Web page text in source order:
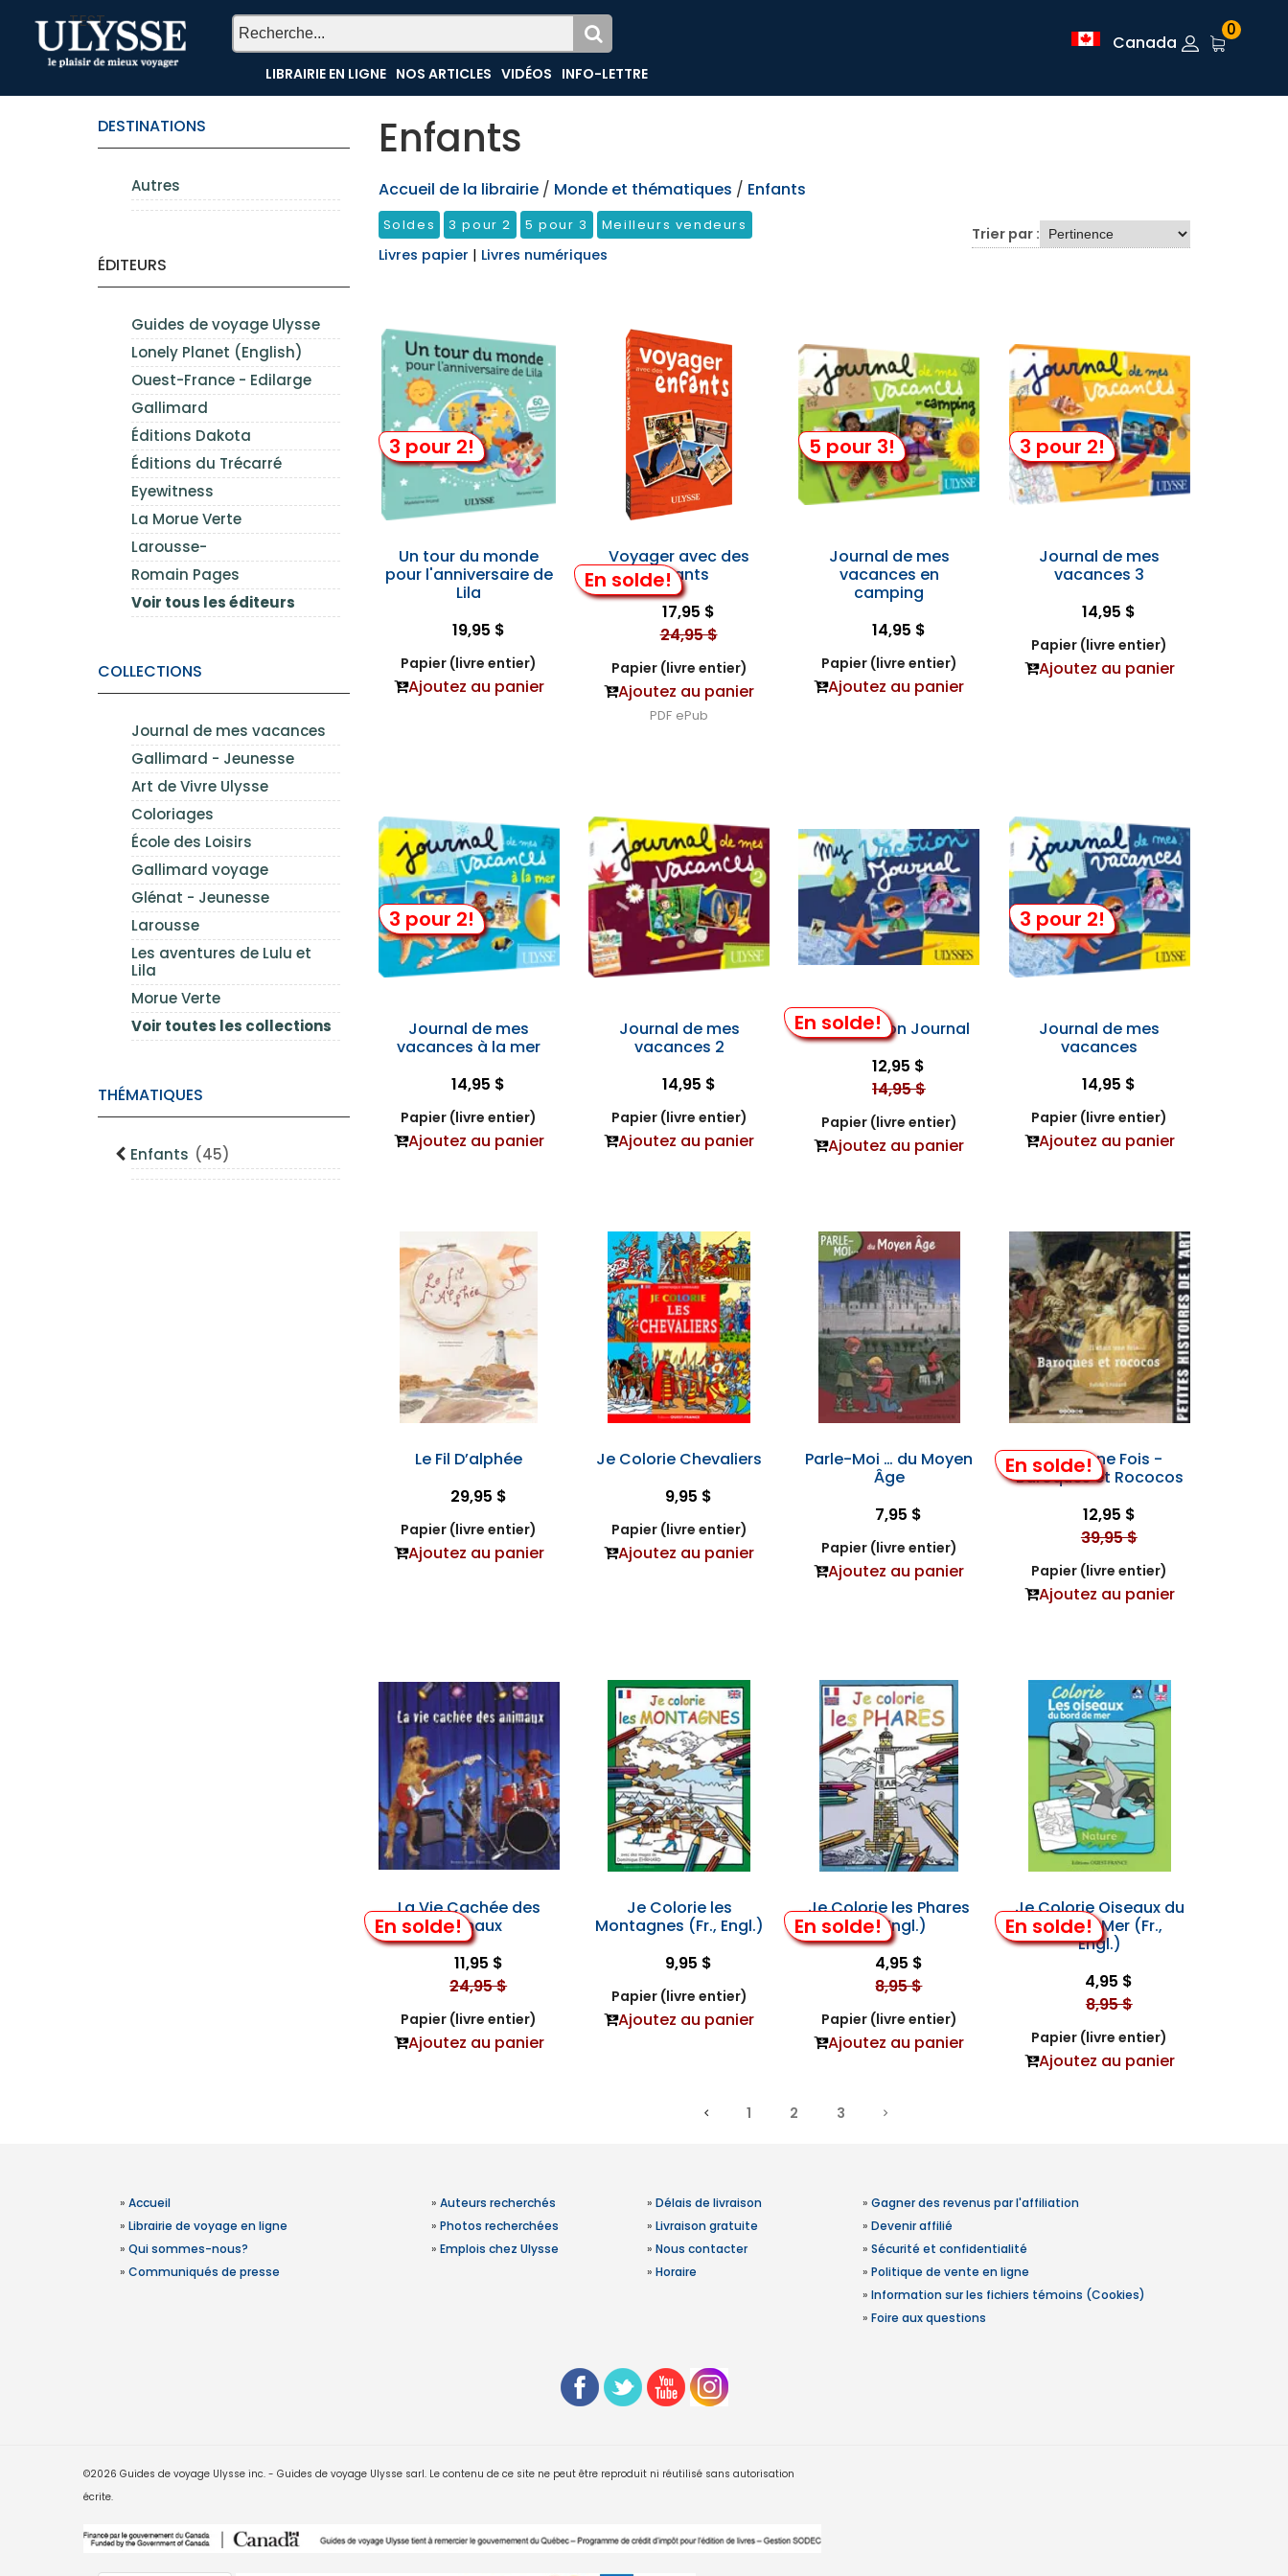
TEST
LIBRAIRIE EN LIGNE NOS ARTICLES VIDÉOS INFO-LETTRE
Canada
0
DESTINATIONS
Autres
ÉDITEURS
Guides de voyage Ulysse
Lonely Planet (English)
Ouest-France - Edilarge
Gallimard
Éditions Dakota
Éditions du Trécarré
Eyewitness
La Morue Verte
Larousse-
Romain Pages
Voir tous les éditeurs
COLLECTIONS
Journal de mes vacances
Gallimard - Jeunesse
Art de Vivre Ulysse
Coloriages
École des Loisirs
Gallimard voyage
Glénat - Jeunesse
Larousse
Les aventures de Lulu et
Lila
Morue Verte
Voir toutes les collections
THÉMATIQUES
Enfants (45)
Enfants
Accueil de la librairie / Monde et thématiques / Enfants
Soldes 3 pour 2 5 pour 3 Meilleurs vendeurs
Livres papier | Livres numériques
Trier par :
3 pour 2!
Un tour du monde
pour l'anniversaire de
Lila
19,95 $
Papier (livre entier)
Ajoutez au panier
En solde!
Voyager avec des
enfants
17,95 $
24,95 $
Papier (livre entier)
Ajoutez au panier
PDF ePub
5 pour 3!
Journal de mes
vacances en
camping
14,95 $
Papier (livre entier)
Ajoutez au panier
3 pour 2!
Journal de mes
vacances 3
14,95 $
Papier (livre entier)
Ajoutez au panier
3 pour 2!
Journal de mes
vacances à la mer
14,95 $
Papier (livre entier)
Ajoutez au panier
Journal de mes
vacances 2
14,95 $
Papier (livre entier)
Ajoutez au panier
En solde!
My Vacation Journal
12,95 $
14,95 $
Papier (livre entier)
Ajoutez au panier
3 pour 2!
Journal de mes
vacances
14,95 $
Papier (livre entier)
Ajoutez au panier
Le Fil D’alphée
29,95 $
Papier (livre entier)
Ajoutez au panier
Je Colorie Chevaliers
9,95 $
Papier (livre entier)
Ajoutez au panier
Parle-Moi … du Moyen
Âge
7,95 $
Papier (livre entier)
Ajoutez au panier
En solde!
Il Était une Fois -
Baroques et Rococos
12,95 $
39,95 $
Papier (livre entier)
Ajoutez au panier
En solde!
La Vie Cachée des
Animaux
11,95 $
24,95 $
Papier (livre entier)
Ajoutez au panier
Je Colorie les
Montagnes (Fr., Engl.)
9,95 $
Papier (livre entier)
Ajoutez au panier
En solde!
Je Colorie les Phares
(Fr., Engl.)
4,95 $
8,95 $
Papier (livre entier)
Ajoutez au panier
En solde!
Je Colorie Oiseaux du
Bord de Mer (Fr.,
Engl.)
4,95 $
8,95 $
Papier (livre entier)
Ajoutez au panier
1 2 3
» Accueil
» Librairie de voyage en ligne
» Qui sommes-nous?
» Communiqués de presse
» Auteurs recherchés
» Photos recherchées
» Emplois chez Ulysse
» Délais de livraison
» Livraison gratuite
» Nous contacter
» Horaire
» Gagner des revenus par l'affiliation
» Devenir affilié
» Sécurité et confidentialité
» Politique de vente en ligne
» Information sur les fichiers témoins (Cookies)
» Foire aux questions
©2026 Guides de voyage Ulysse inc. - Guides de voyage Ulysse sarl. Le contenu de ce site ne peut être reproduit ni réutilisé sans autorisation
écrite.